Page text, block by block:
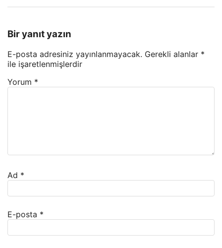
Bir yanıt yazın
E-posta adresiniz yayınlanmayacak. Gerekli alanlar *
ile işaretlenmişlerdir
Yorum *
Ad *
E-posta *